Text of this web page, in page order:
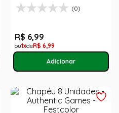
(0)
R$ 6,99
1 R$ 6,99